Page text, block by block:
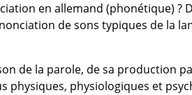
en allemand (phonétique) ?
de sons typiques de la
de la parole, de sa production
physiques, physiologiques et